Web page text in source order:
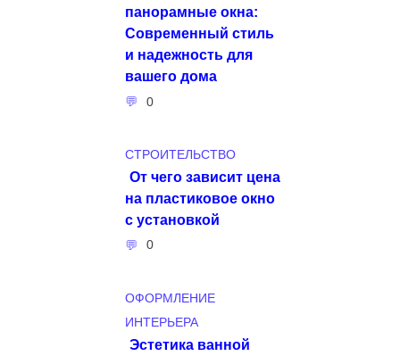
панорамные окна:
Современный стиль
и надежность для
вашего дома
0
СТРОИТЕЛЬСТВО
От чего зависит цена
на пластиковое окно
с установкой
0
ОФОРМЛЕНИЕ
ИНТЕРЬЕРА
Эстетика ванной